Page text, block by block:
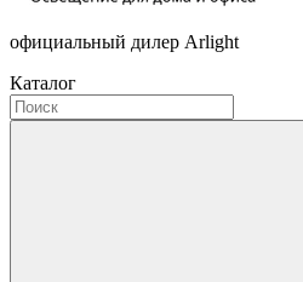
официальный дилер Arlight
Каталог